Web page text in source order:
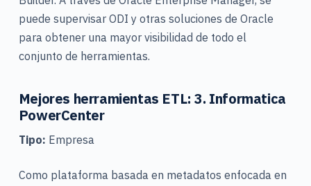
puede supervisar ODI y otras soluciones de Oracle
para obtener una mayor visibilidad de todo el
conjunto de herramientas.
Mejores herramientas ETL: 3. Informatica
PowerCenter
Tipo: Empresa
Como plataforma basada en metadatos enfocada en